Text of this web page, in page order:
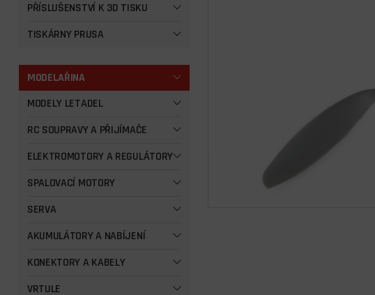
PŘÍSLUŠENSTVÍ K 3D TISKU
TISKÁRNY PRUSA
MODELAŘINA
MODELY LETADEL
RC SOUPRAVY A PŘIJÍMAČE
ELEKTROMOTORY A REGULÁTORY
SPALOVACÍ MOTORY
SERVA
AKUMULÁTORY A NABÍJENÍ
KONEKTORY A KABELY
VRTULE